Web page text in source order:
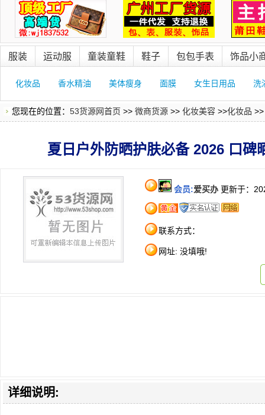
服装 运动服 童装童鞋 鞋子 包包手表 饰品小
化妆品 香水精油 美体瘦身 面膜 女生日用品 洗
您现在的位置： 53货源网首页 >> 微商货源 >> 化妆美容 >>化妆品
夏日户外防晒护肤必备 2026 口碑
会员:爱买办 更新于：
联系方式：
网址: 没填哦!
详细说明: